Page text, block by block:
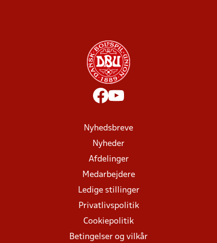
Nyhedsbreve
Nyheder
Afdelinger
Medarbejdere
Ledige stillinger
Privatlivspolitik
Cookiepolitik
Betingelser og vilkår